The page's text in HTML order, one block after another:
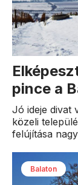
pince a
Jó ideje divat
közeli
felújítása
Balaton